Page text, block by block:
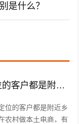
是什么？
附近电商:在农村做本土电商，定位的客户都是附近乡镇的，选择哪类商品好？
位的客户都是附近乡
农村做本土电商，有